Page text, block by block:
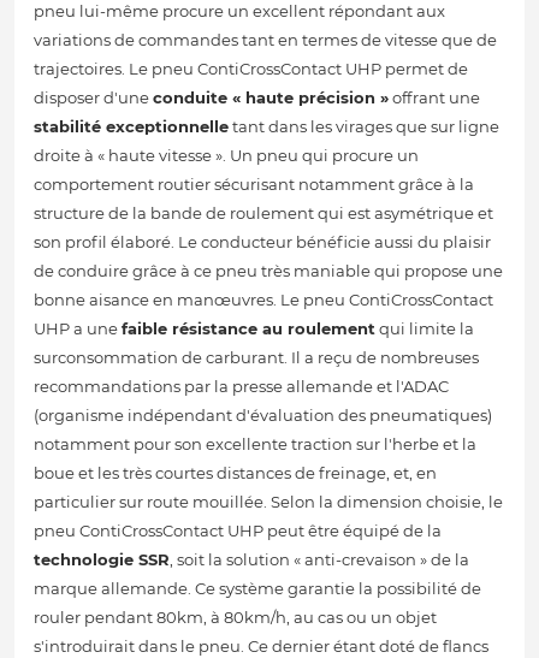
pneu lui-même procure un excellent répondant aux
variations de commandes tant en termes de vitesse que de
trajectoires. Le pneu ContiCrossContact UHP permet de
disposer d'uneconduite « haute précision »offrant une
stabilité exceptionnelletant dans les virages que sur ligne
droite à « haute vitesse ». Un pneu qui procure un
comportement routier sécurisant notamment grâce à la
structure de la bande de roulement qui est asymétrique et
son profil élaboré. Le conducteur bénéficie aussi du plaisir
de conduire grâce à ce pneu très maniable qui propose une
bonne aisance en manœuvres. Le pneu ContiCrossContact
UHP a unefaible résistance au roulementqui limite la
surconsommation de carburant. Il a reçu de nombreuses
recommandations par la presse allemande et l'ADAC
(organisme indépendant d'évaluation des pneumatiques)
notamment pour son excellente traction sur l'herbe et la
boue et les très courtes distances de freinage, et, en
particulier sur route mouillée. Selon la dimension choisie, le
pneu ContiCrossContact UHP peut être équipé de la
technologie SSR, soit la solution « anti-crevaison » de la
marque allemande. Ce système garantie la possibilité de
rouler pendant 80km, à 80km/h, au cas ou un objet
s'introduirait dans le pneu. Ce dernier étant doté de flancs